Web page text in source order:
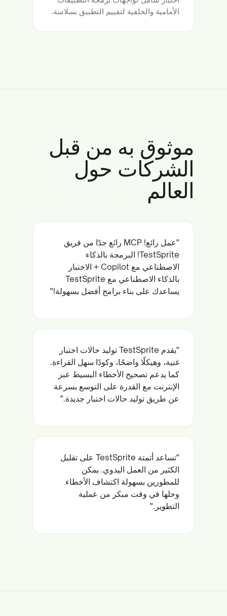
الأمامية والخلفية لتقييم التطبيق بسلاسة.
موثوق به من قبل
الشركات حول
العالم
"عمل رائع! MCP رائع جدًا من فريق
TestSprite! البرمجة بالذكاء
الاصطناعي مع Copilot + الاختبار
بالذكاء الاصطناعي مع TestSprite
يساعدك على بناء برامج أفضل بسهولة!"
"يقدم TestSprite توليد حالات اختبار
غنية، وهيكلًا واضحًا، وكودًا سهل القراءة.
كما يدعم تصحيح الأخطاء البسيط عبر
الإنترنت مع القدرة على التوسع بسرعة
عن طريق توليد حالات اختبار جديدة."
"تساعد أتمتة TestSprite على تقليل
الكثير من العمل اليدوي. يمكن
للمطورين بسهولة اكتشاف الأخطاء
وحلها في وقت مبكر من عملية
التطوير."